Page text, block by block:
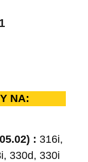
NA:
: 316i,
330d, 330i